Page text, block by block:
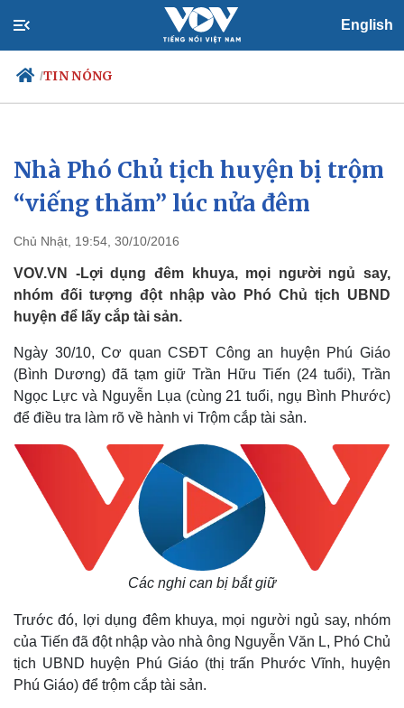
English
/TIN NÓNG
Chính trị
Đảng
Tổ chức nhân sự
Nhận diện sự thật
Xã hội
Tin 24h
Dự báo thời tiết
Việc làm
Biển đảo
Nhà Phó Chủ tịch huyện bị trộm
“viếng thăm” lúc nửa đêm
Chủ Nhật, 19:54, 30/10/2016
VOV.VN -Lợi dụng đêm khuya, mọi người ngủ say,
nhóm đối tượng đột nhập vào Phó Chủ tịch UBND
huyện để lấy cắp tài sản.
Ngày 30/10, Cơ quan CSĐT Công an huyện Phú Giáo
(Bình Dương) đã tạm giữ Trần Hữu Tiến (24 tuổi), Trần
Ngọc Lực và Nguyễn Lụa (cùng 21 tuổi, ngụ Bình Phước)
để điều tra làm rõ về hành vi Trộm cắp tài sản.
Các nghi can bị bắt giữ
Trước đó, lợi dụng đêm khuya, mọi người ngủ say, nhóm
của Tiến đã đột nhập vào nhà ông Nguyễn Văn L, Phó Chủ
tịch UBND huyện Phú Giáo (thị trấn Phước Vĩnh, huyện
Phú Giáo) để trộm cắp tài sản.